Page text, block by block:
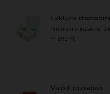
Exkluzív
Prémium minőségű,
+1 590 Ft
Valódi rózsabox